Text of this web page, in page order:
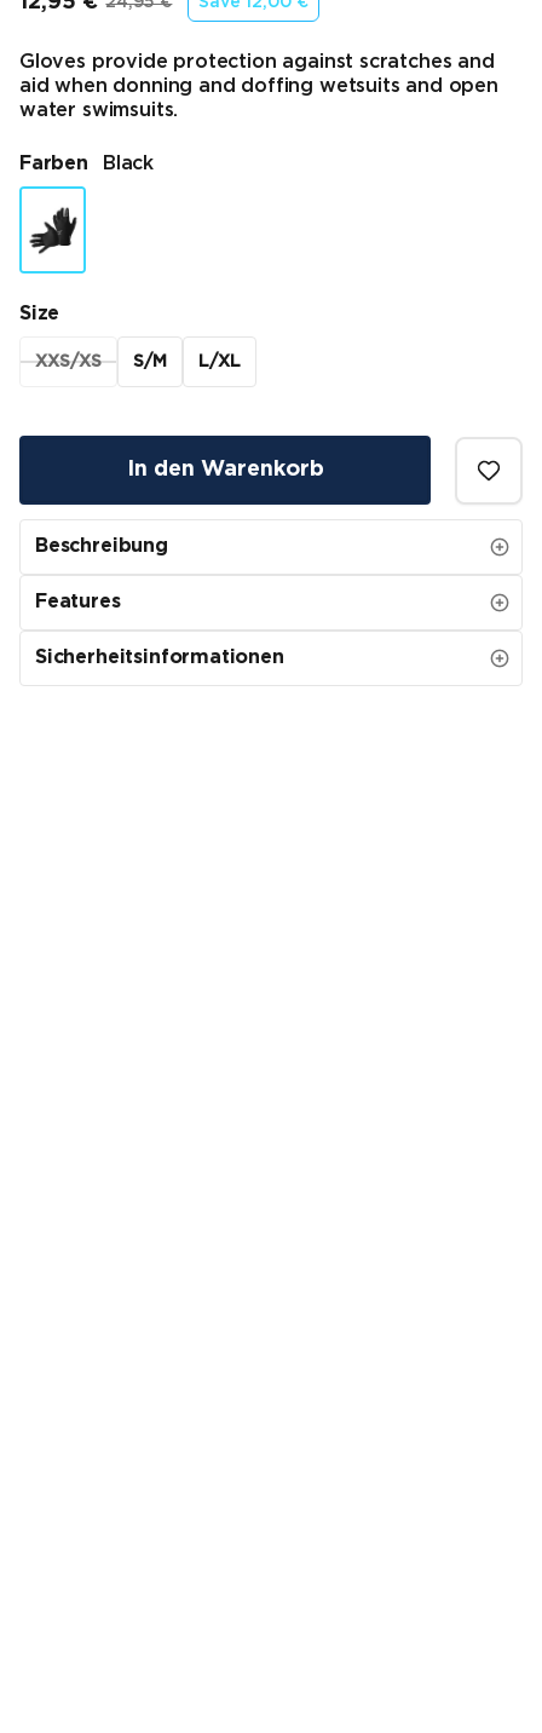
EndpreisUrsprünglicher Preis
Gloves provide protection against scratches and
aid when donning and doffing wetsuits and open
water swimsuits.
Farben Black
Size
XXS/XS S/M L/XL
In den Warenkorb
Beschreibung
Features
Sicherheitsinformationen